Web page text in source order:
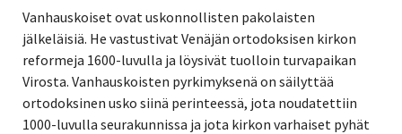
Vanhauskoiset ovat uskonnollisten pakolaisten
jälkeläisiä. He vastustivat Venäjän ortodoksisen kirkon
reformeja 1600-luvulla ja löysivät tuolloin turvapaikan
Virosta. Vanhauskoisten pyrkimyksenä on säilyttää
ortodoksinen usko siinä perinteessä, jota noudatettiin
1000-luvulla seurakunnissa ja jota kirkon varhaiset pyhät